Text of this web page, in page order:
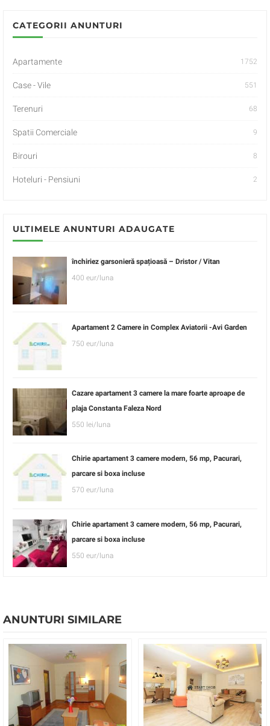
CATEGORII ANUNTURI
Apartamente 1752
Case - Vile 551
Terenuri 68
Spatii Comerciale 9
Birouri 8
Hoteluri - Pensiuni 2
ULTIMELE ANUNTURI ADAUGATE
închiriez garsonieră spațioasă – Dristor / Vitan
400 eur/luna
Apartament 2 Camere in Complex Aviatorii -Avi Garden
750 eur/luna
Cazare apartament 3 camere la mare foarte aproape de
plaja Constanta Faleza Nord
550 lei/luna
Chirie apartament 3 camere modern, 56 mp, Pacurari,
parcare si boxa incluse
570 eur/luna
Chirie apartament 3 camere modern, 56 mp, Pacurari,
parcare si boxa incluse
550 eur/luna
ANUNTURI SIMILARE